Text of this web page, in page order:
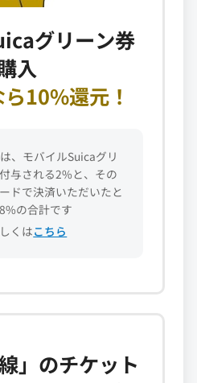
グリーン券
入
10%還元！
、モバイルSuicaグリ
与される2%と、その
ドで決済いただいたと
の合計です
くはこちら
線」のチケット